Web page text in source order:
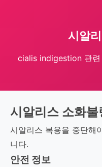
시알
cialis indigestion 관련
시알리스 소화불
시알리스 복용을 중단해
니다.
안전 정보